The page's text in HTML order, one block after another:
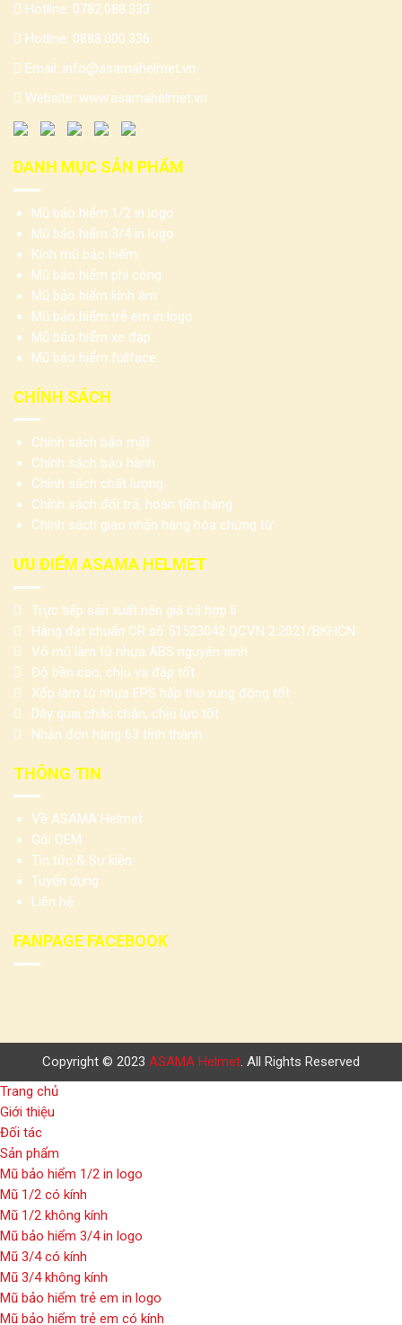
Hotline: 0782.088.333
Hotline: 0888.000.336
Email: info@asamahelmet.vn
Website: www.asamahelmet.vn
DANH MỤC SẢN PHẨM
Mũ bảo hiểm 1/2 in logo
Mũ bảo hiểm 3/4 in logo
Kính mũ bảo hiểm
Mũ bảo hiểm phi công
Mũ bảo hiểm kính âm
Mũ bảo hiểm trẻ em in logo
Mũ bảo hiểm xe đạp
Mũ bảo hiểm fullface
CHÍNH SÁCH
Chính sách bảo mật
Chính sách bảo hành
Chính sách chất lượng
Chính sách đổi trả, hoàn tiền hàng
Chính sách giao nhận hàng hóa chứng từ
ƯU ĐIỂM ASAMA HELMET
Trực tiếp sản xuất nên giá cả hợp lí
Hàng đạt chuẩn CR số 51523042 QCVN 2:2021/BKHCN
Vỏ mũ làm từ nhựa ABS nguyên sinh
Độ bền cao, chịu va đập tốt
Xốp làm từ nhựa EPS hấp thụ xung động tốt
Dây quai chắc chắn, chịu lực tốt
Nhận đơn hàng 63 tỉnh thành
THÔNG TIN
Về ASAMA Helmet
Gói OEM
Tin tức & Sự kiện
Tuyển dụng
Liên hệ
FANPAGE FACEBOOK
Copyright © 2023 ASAMA Helmet . All Rights Reserved
Trang chủ
Giới thiệu
Đối tác
Sản phẩm
Mũ bảo hiểm 1/2 in logo
Mũ 1/2 có kính
Mũ 1/2 không kính
Mũ bảo hiểm 3/4 in logo
Mũ 3/4 có kính
Mũ 3/4 không kính
Mũ bảo hiểm trẻ em in logo
Mũ bảo hiểm trẻ em có kính